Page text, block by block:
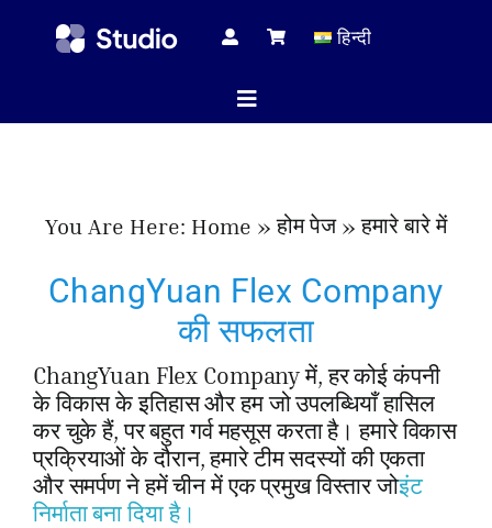
हिन्दी
Toggle
सभी
You Are Here: Home होम पेज हमारे बारे में
ChangYuan Flex Company
की सफलता
ChangYuan Flex Company में, हर कोई कंपनी
के विकास के इतिहास और हम जो उपलब्धियाँ हासिल
कर चुके हैं, पर बहुत गर्व महसूस करता है। हमारे विकास
प्रक्रियाओं के दौरान, हमारे टीम सदस्यों की एकता
और समर्पण ने हमें चीन में एक प्रमुख विस्तार जोइंट
निर्माता बना दिया है।